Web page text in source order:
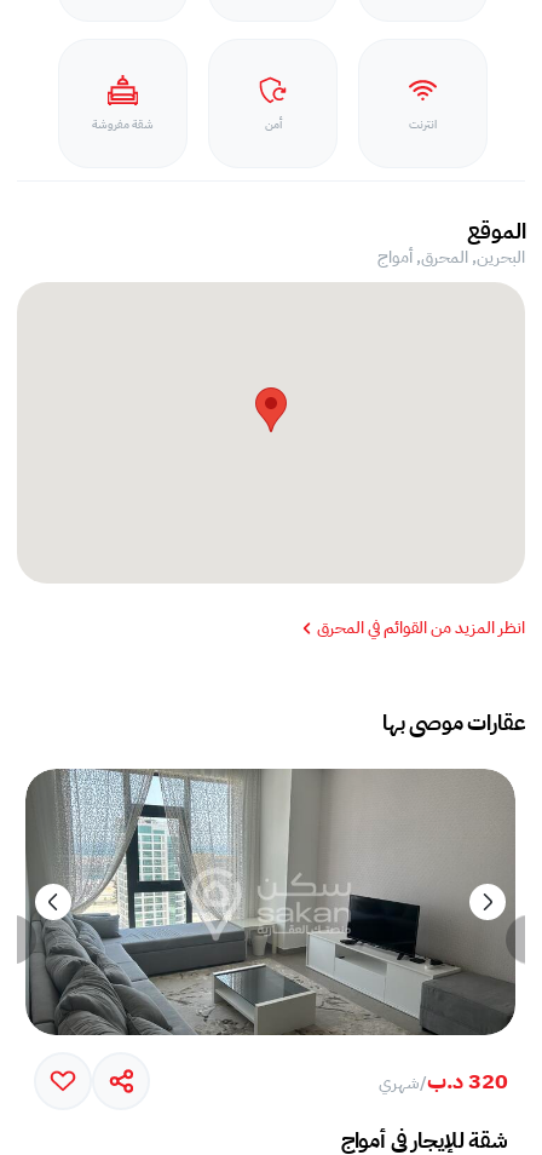
انترنت أمن شقة مفروشة
الموقع
البحرين, المحرق,أمواج
انظر المزيد من القوائم في المحرق
عقارات موصى بها
في جزيرة أمواج
320 د.ب /شهري
شقة للإيجار في أمواج